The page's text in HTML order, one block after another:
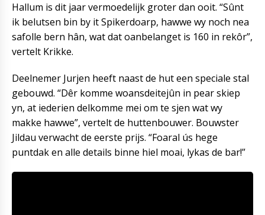
Hallum is dit jaar vermoedelijk groter dan ooit. “Sûnt
ik belutsen bin by it Spikerdoarp, hawwe wy noch nea
safolle bern hân, wat dat oanbelanget is 160 in rekôr”,
vertelt Krikke.
Deelnemer Jurjen heeft naast de hut een speciale stal
gebouwd. “Dêr komme woansdeitejûn in pear skiep
yn, at iederien delkomme mei om te sjen wat wy
makke hawwe”, vertelt de huttenbouwer. Bouwster
Jildau verwacht de eerste prijs. “Foaral ús hege
puntdak en alle details binne hiel moai, lykas de bar!”